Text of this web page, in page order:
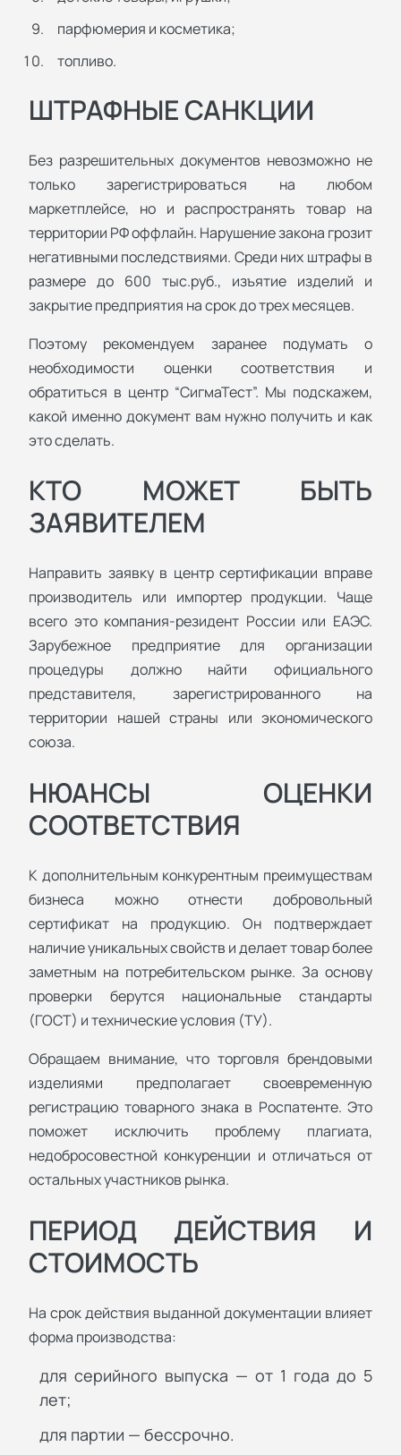
парфюмерия и косметика;
топливо.
ШТРАФНЫЕ САНКЦИИ
Без разрешительных документов невозможно не
только зарегистрироваться на любом
маркетплейсе, но и распространять товар на
территории РФ оффлайн. Нарушение закона грозит
негативными последствиями. Среди них штрафы в
размере до 600 тыс.руб., изъятие изделий и
закрытие предприятия на срок до трех месяцев.
Поэтому рекомендуем заранее подумать о
необходимости оценки соответствия и
обратиться в центр “СигмаТест”. Мы подскажем,
какой именно документ вам нужно получить и как
это сделать.
КТО МОЖЕТ БЫТЬ
ЗАЯВИТЕЛЕМ
Направить заявку в центр сертификации вправе
производитель или импортер продукции. Чаще
всего это компания-резидент России или ЕАЭС.
Зарубежное предприятие для организации
процедуры должно найти официального
представителя, зарегистрированного на
территории нашей страны или экономического
союза.
НЮАНСЫ ОЦЕНКИ
СООТВЕТСТВИЯ
К дополнительным конкурентным преимуществам
бизнеса можно отнести добровольный
сертификат на продукцию. Он подтверждает
наличие уникальных свойств и делает товар более
заметным на потребительском рынке. За основу
проверки берутся национальные стандарты
(ГОСТ) и технические условия (ТУ).
Обращаем внимание, что торговля брендовыми
изделиями предполагает своевременную
регистрацию товарного знака в Роспатенте. Это
поможет исключить проблему плагиата,
недобросовестной конкуренции и отличаться от
остальных участников рынка.
ПЕРИОД ДЕЙСТВИЯ И
СТОИМОСТЬ
На срок действия выданной документации влияет
форма производства:
для серийного выпуска — от 1 года до 5
лет;
для партии — бессрочно.